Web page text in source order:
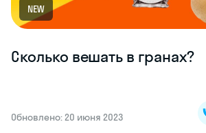
NEW
Сколько вешать в гранах?
Обновлено: 20 июня 2023